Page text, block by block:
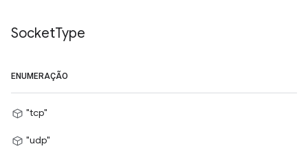
SocketType
ENUMERAÇÃO
"tcp"
"udp"